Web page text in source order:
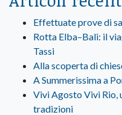
Effettuate prove di
Rotta Elba–Bali: il
Tassi
Alla scoperta di
A Summerissima a
Vivi Agosto Vivi Rio,
tradizioni